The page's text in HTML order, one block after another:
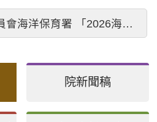
海洋委員會海洋保育署 「2026海洋保育創意短影音競賽」活動
院新聞稿